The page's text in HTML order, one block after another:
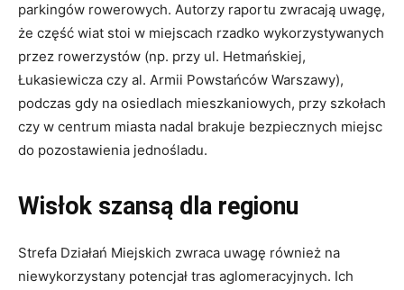
parkingów rowerowych. Autorzy raportu zwracają uwagę,
że część wiat stoi w miejscach rzadko wykorzystywanych
przez rowerzystów (np. przy ul. Hetmańskiej,
Łukasiewicza czy al. Armii Powstańców Warszawy),
podczas gdy na osiedlach mieszkaniowych, przy szkołach
czy w centrum miasta nadal brakuje bezpiecznych miejsc
do pozostawienia jednośladu.
Wisłok szansą dla regionu
Strefa Działań Miejskich zwraca uwagę również na
niewykorzystany potencjał tras aglomeracyjnych. Ich